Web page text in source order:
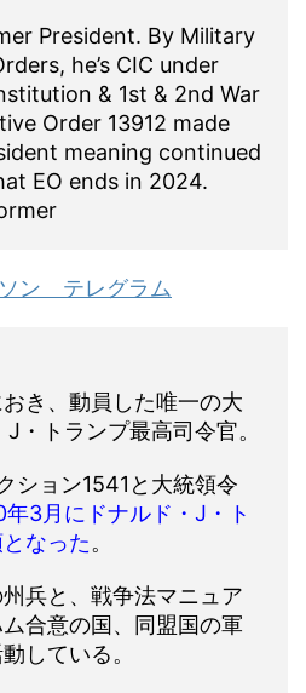
President. By Military
he’s CIC under
& 1st & 2nd War
Order 13912 made
meaning continued
EO ends in 2024.
ン テレグラム
き、動員した唯一の大
トランプ最高司令官。
ション1541と大統領令
3月にドナルド・J・ト
なった。
兵と、戦争法マニュア
合意の国、同盟国の軍
している。